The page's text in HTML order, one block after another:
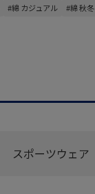
#綿 カジュアル #綿 秋冬
スポーツウェア